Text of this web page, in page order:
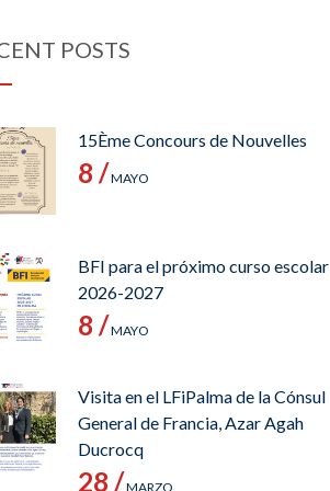
POSTS
15Ème Concours de Nouvelles
8 /MAYO
BFI para el próximo curso escolar
2026-2027
8 /MAYO
Visita en el LFiPalma de la Cónsul
General de Francia, Azar Agah
Ducrocq
28 /MARZO